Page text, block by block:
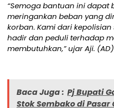
“Semoga bantuan ini dapat
meringankan beban yang
korban. Kami dari
hadir dan peduli terhadap
membutuhkan,” ujar Aji. (AD)
Baca Juga : Pj Bupati
Stok Sembako di Pasar